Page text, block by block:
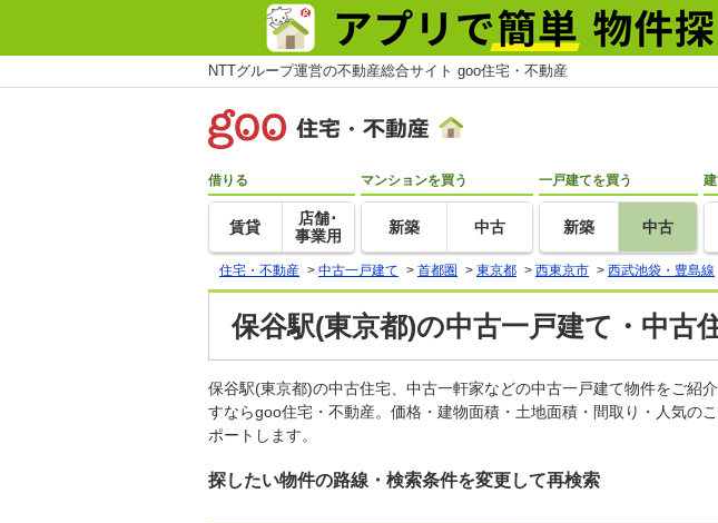
NTTグループ運営の不動産総合サイト goo住宅・不動産
借りる
賃貸
店舗･
事業用
マンションを買う
新築 中古
一戸建てを買う
新築 中古
住宅・不動産 > 中古一戸建て > 首都圏 > 東京都 > 西東京市 > 西武池袋・豊島線
保谷駅(東京都)の中古一戸建て・中古
保谷駅(東京都)の中古住宅、中古一軒家などの中古一戸建て物件をご紹
すならgoo住宅・不動産。価格・建物面積・土地面積・間取り・人気の
ポートします。
探したい物件の路線・検索条件を変更して再検索